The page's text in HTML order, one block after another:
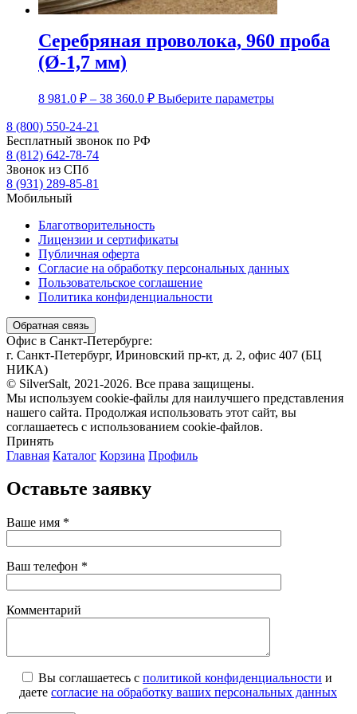
Серебряная проволока, 960 проба
(Ø-1,7 мм)
8 981.0 ₽ – 38 360.0 ₽Диапазон
Выберите параметрыЭтот
8 (800) 550-24-21
Бесплатный звонок по РФ
8 (812) 642-78-74
Звонок из СПб
8 (931) 289-85-81
Мобильный
Благотворительность
Лицензии и сертификаты
Публичная оферта
Согласие на обработку персональных данных
Пользовательское соглашение
Политика конфиденциальности
Обратная связь
Офис в Санкт-Петербурге:
г. Санкт-Петербург, Ириновский пр-кт, д. 2, офис 407 (БЦ
НИКА)
© SilverSalt, 2021-2026. Все права защищены.
Мы используем cookie-файлы для наилучшего представления
нашего сайта. Продолжая использовать этот сайт, вы
соглашаетесь с использованием cookie-файлов.
Принять
Главная Каталог Корзина Профиль
Оставьте заявку
Ваше имя *
Ваш телефон *
Комментарий
Вы соглашаетесь с политикой конфиденциальности и
даете согласие на обработку ваших персональных данных